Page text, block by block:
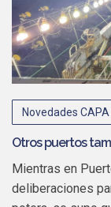
Novedades CAPA
Otros puertos
Mientras en
deliberaciones